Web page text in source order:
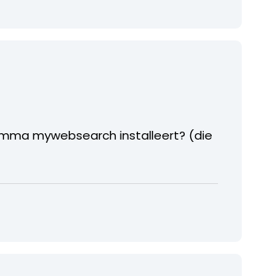
mywebsearch installeert? (die